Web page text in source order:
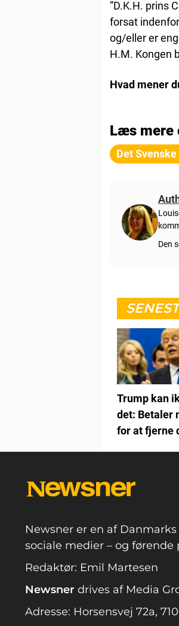
”D.K.H. prins
forsat
og/eller er
H.M. Kongen
Hvad mener
Læs mere
Det
Den
Trump kan
det: Betaler
for at fjerne
Newsner er en af
sociale medier – og
Redaktør: Emil Martesen
Newsner drives af Media
Adresse: Horsensvej 72a,